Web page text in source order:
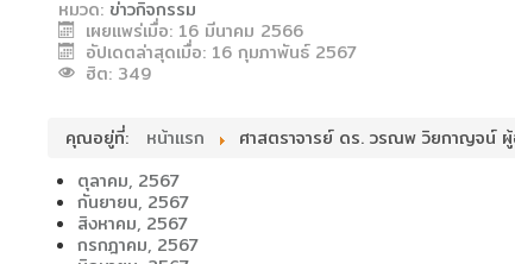
หมวด: ข่าวกิจกรรม
เผยแพร่เมื่อ: 16 มีนาคม 2566
อัปเดตล่าสุดเมื่อ: 16 กุมภาพันธ์ 2567
ฮิต: 349
คุณอยู่ที่: หน้าแรก
ศาสตราจารย์ ดร. วรณพ วิยกาญจน์ ผู้
ตุลาคม, 2567
กันยายน, 2567
สิงหาคม, 2567
กรกฎาคม, 2567